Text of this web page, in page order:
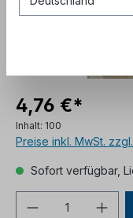
4,76 €*
Inhalt: 100
Preise inkl. MwSt.
Sofort verfügbar,